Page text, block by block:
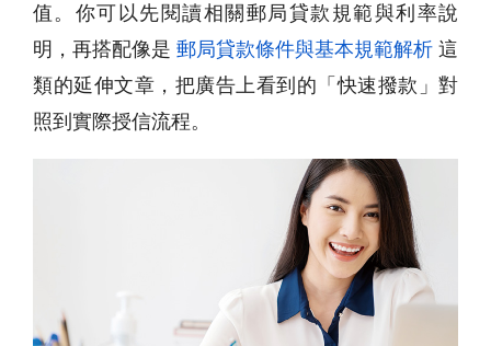
值。你可以先閱讀相關郵局貸款規範與利率說
明，再搭配像是 郵局貸款條件與基本規範解析 這
類的延伸文章，把廣告上看到的「快速撥款」對
照到實際授信流程。